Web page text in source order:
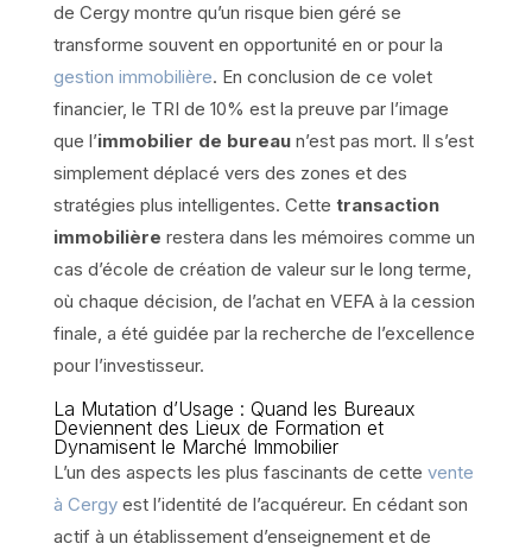
de Cergy montre qu’un risque bien géré se
transforme souvent en opportunité en or pour la
gestion immobilière. En conclusion de ce volet
financier, le TRI de 10% est la preuve par l’image
que l’immobilier de bureaun’est pas mort. Il s’est
simplement déplacé vers des zones et des
stratégies plus intelligentes. Cette transaction
immobilière restera dans les mémoires comme un
cas d’école de création de valeur sur le long terme,
où chaque décision, de l’achat en VEFA à la cession
finale, a été guidée par la recherche de l’excellence
pour l’investisseur.
La Mutation d’Usage : Quand les Bureaux
Deviennent des Lieux de Formation et
Dynamisent le Marché Immobilier
L’un des aspects les plus fascinants de cette vente
à Cergyest l’identité de l’acquéreur. En cédant son
actif à un établissement d’enseignement et de